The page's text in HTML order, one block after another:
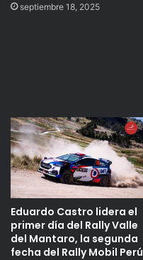
septiembre 18, 2025
Eduardo Castro lidera el
primer día del Rally Valle
del Mantaro, la segunda
fecha del Rally Mobil Perú